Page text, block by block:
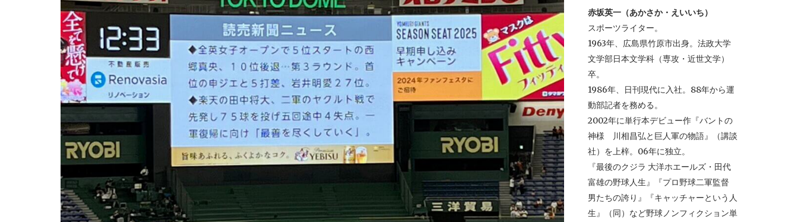
赤坂英一（あかさか・えいいち）
スポーツライター。
1963年、広島県竹原市出身。法政大学
文学部日本文学科（専攻・近世文学）
卒。
1986年、日刊現代に入社。88年から運
動部記者を務める。
2002年に単行本デビュー作『バントの
神様 川相昌弘と巨人軍の物語』（講談
社）を上梓。06年に独立。
『最後のクジラ 大洋ホエールズ・田代
富雄の野球人生』『プロ野球二軍監督
男たちの誇り』『キャッチャーという人
生』（同）など野球ノンフィクション単